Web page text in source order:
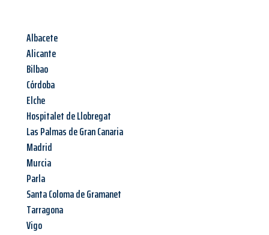
Albacete
Alicante
Bilbao
Córdoba
Elche
Hospitalet de Llobregat
Las Palmas de Gran Canaria
Madrid
Murcia
Parla
Santa Coloma de Gramanet
Tarragona
Vigo